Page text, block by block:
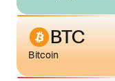
BTC
Bitcoin